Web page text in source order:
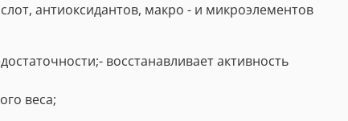
антиоксидантов, макро - и микроэлементов
восстанавливает активность
веса;